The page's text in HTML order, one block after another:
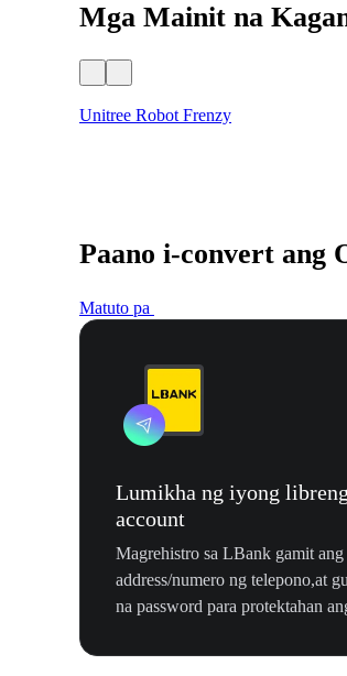
Mga Mainit na
Unitree Robot Frenzy
Paano i-convert ang
Matuto pa
Lumikha ng iyong
account
Magrehistro sa LBank gamit
address/numero ng telepono,at
na password para protektahan